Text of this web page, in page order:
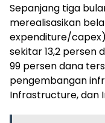
Sepanjang tiga
merealisasikan
expenditure/
sekitar 13,2 persen
99 persen dana
pengembangan
Infrastructure, dan